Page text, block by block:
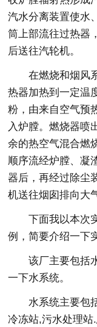
汽水分离装置使水
筒上部流往过热器
后送往汽轮机。
在燃烧和烟风
热器加热到一定温
粉，由来自空气预
入炉膛。燃烧器喷
余的热空气混合燃
顺序流经炉膛、凝
器后，再经过除尘
机送往烟囱排向大
下面我以本次
例，简要介绍一下
该厂主要包括
一下水系统。
水系统主要包
冷冻站,污水处理